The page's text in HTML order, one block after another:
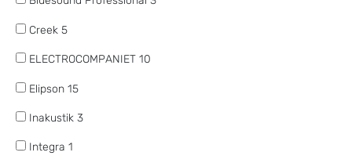
Creek 5
ELECTROCOMPANIET 10
Elipson 15
Inakustik 3
Integra 1